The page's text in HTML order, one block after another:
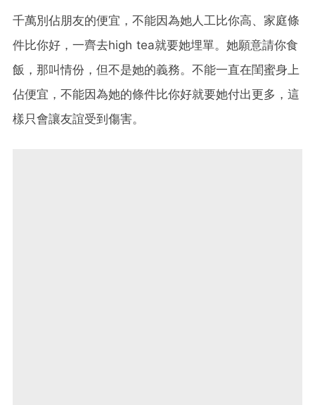
千萬別佔朋友的便宜，不能因為她人工比你高、家庭條
件比你好，一齊去high tea就要她埋單。她願意請你食
飯，那叫情份，但不是她的義務。不能一直在閨蜜身上
佔便宜，不能因為她的條件比你好就要她付出更多，這
樣只會讓友誼受到傷害。